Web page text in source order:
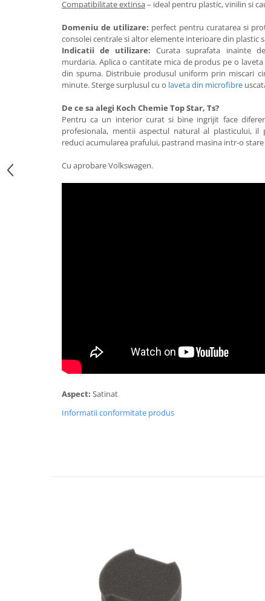
Compatibilitate extinsa– ideal pentru plastic, vinilin si
Domeniu de utilizare: perfect pentru curatarea si
consolei centrale si altor elemente interioare din plastic
Indicatii de utilizare: Curata suprafata inainte
murdaria. Aplica o cantitate mica de produs pe o
din spuma. Distribuie produsul uniform prin miscari
minute. Sterge surplusul cu o laveta din microfibre
De ce sa alegi Koch Chemie Top Star, Ts?
Pentru ca un interior curat si bine ingrijit face
profesionala, mentii aspectul natural al plasticului,
reduci acumularea prafului, pastrand masina intr-o
Cu aprobare Volkswagen.
Aspect: Satinat
Informatii conformitate produs